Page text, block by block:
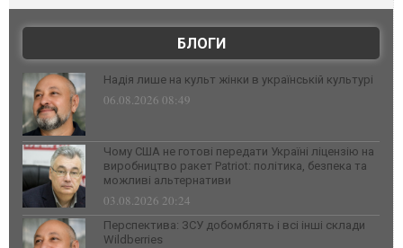
БЛОГИ
Надія лише на культ жінки в українській культурі
06.08.2026 08:49
Чому США не готові передати Україні ліцензію на
виробництво ракет Patriot: політика, безпека та
можливі альтернативи
03.08.2026 20:24
Перспектива: ЗСУ добомблять і всі інші склади
Wildberries